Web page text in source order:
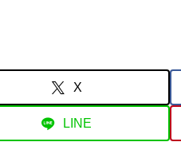
X
LINE